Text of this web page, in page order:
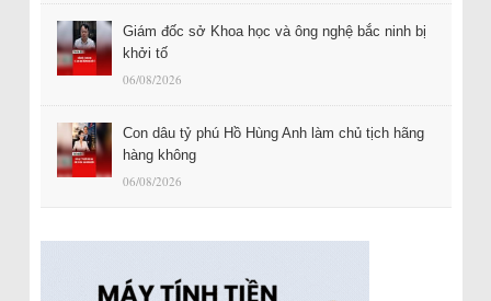
Giám đốc sở Khoa học và ông nghệ bắc ninh bị
khởi tố
06/08/2026
Con dâu tỷ phú Hồ Hùng Anh làm chủ tịch hãng
hàng không
06/08/2026